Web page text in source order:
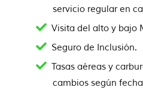
servicio regular en
Visita del alto y bajo
Seguro de Inclusión.
Tasas aéreas y
cambios según